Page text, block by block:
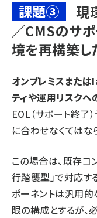
課題③
現
／CMSのサ
境を再構築し
オンプレミスまたは
ティや運用リスク
EOL（サポート終了
に合わせなくてはな
この場合は、既存コ
行踏襲型」で対応す
ポーネントは汎用的
限の構成とするが